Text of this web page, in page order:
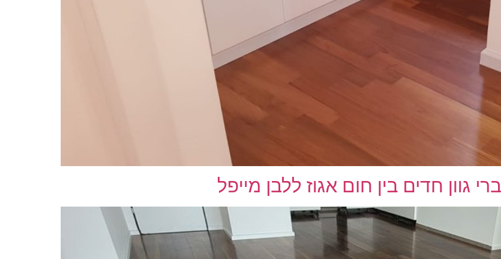
גוון חדים בין חום אגוז ללבן מייפל